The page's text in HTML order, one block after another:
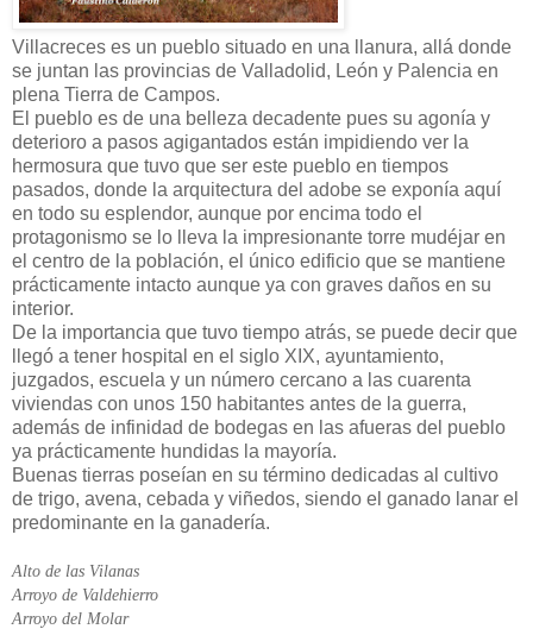
Villacreces es un pueblo situado en una llanura, allá donde
se juntan las provincias de Valladolid, León y Palencia en
plena Tierra de Campos.
El pueblo es de una belleza decadente pues su agonía y
deterioro a pasos agigantados están impidiendo ver la
hermosura que tuvo que ser este pueblo en tiempos
pasados, donde la arquitectura del adobe se exponía aquí
en todo su esplendor, aunque por encima todo el
protagonismo se lo lleva la impresionante torre mudéjar en
el centro de la población, el único edificio que se mantiene
prácticamente intacto aunque ya con graves daños en su
interior.
De la importancia que tuvo tiempo atrás, se puede decir que
llegó a tener hospital en el siglo XIX, ayuntamiento,
juzgados, escuela y un número cercano a las cuarenta
viviendas con unos 150 habitantes antes de la guerra,
además de infinidad de bodegas en las afueras del pueblo
ya prácticamente hundidas la mayoría.
Buenas tierras poseían en su término dedicadas al cultivo
de trigo, avena, cebada y viñedos, siendo el ganado lanar el
predominante en la ganadería.
Alto de las Vilanas
Arroyo de Valdehierro
Arroyo del Molar